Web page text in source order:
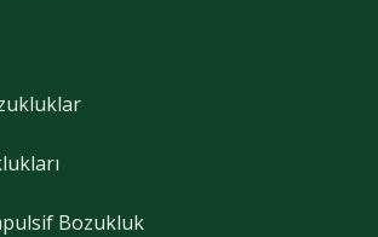
Bozukluk